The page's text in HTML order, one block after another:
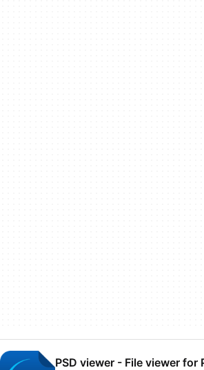
PSD viewer - File viewer for